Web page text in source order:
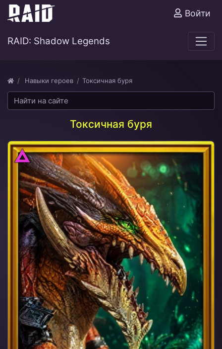
Войти
RAID: Shadow Legends
Навыки героев ​Токсичная буря
​Токсичная буря
Тьма